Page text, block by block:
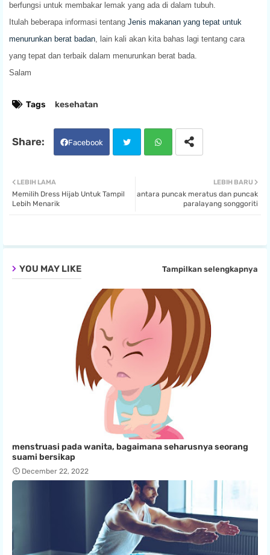
berfungsi untuk membakar lemak yang ada di dalam tubuh.
Itulah beberapa informasi tentang Jenis makanan yang tepat untuk
menurunkan berat badan, lain kali akan kita bahas lagi tentang cara
yang tepat dan terbaik dalam menurunkan berat bada.
Salam
Tags kesehatan
Facebook
ter tsa
LEBIH BARU
antara puncak meratus dan puncak
paralayang songgoriti
LEBIH LAMA
Memilih Dress Hijab Untuk Tampil
Lebih Menarik
YOU MAY LIKE Tampilkan selengkapnya
menstruasi pada wanita, bagaimana seharusnya seorang
suami bersikap
December 22, 2022